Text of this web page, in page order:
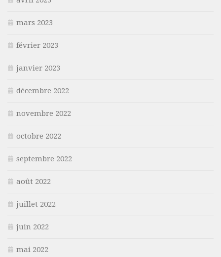
mars 2023
février 2023
janvier 2023
décembre 2022
novembre 2022
octobre 2022
septembre 2022
août 2022
juillet 2022
juin 2022
mai 2022